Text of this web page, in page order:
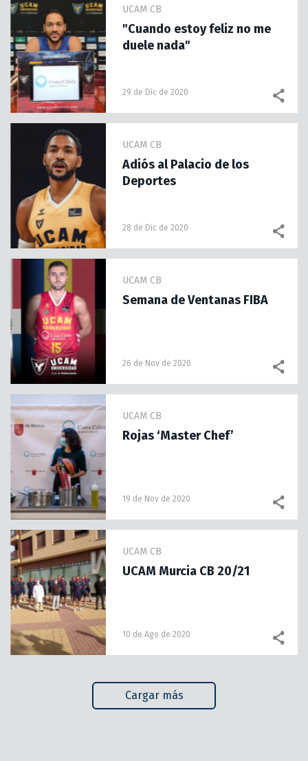
UCAM CB
"Cuando estoy feliz no me
duele nada"
29 de Dic de 2020
UCAM CB
Adiós al Palacio de los
Deportes
28 de Dic de 2020
UCAM CB
Semana de Ventanas FIBA
26 de Nov de 2020
UCAM CB
Rojas ‘Master Chef’
19 de Nov de 2020
UCAM CB
UCAM Murcia CB 20/21
10 de Ago de 2020
Cargar más